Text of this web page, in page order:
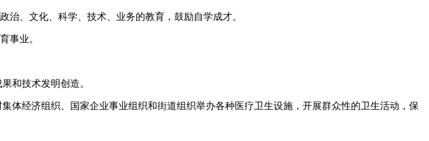
、文化、科学、技术、业务的教育，鼓励自学成才。
事业。
和技术发明创造。
经济组织、国家企业事业组织和街道组织举办各种医疗卫生设施，开展群众性的卫生活动，保